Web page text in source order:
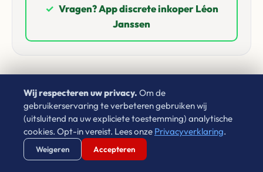
✓ Vragen? App discrete inkoper Léon
Janssen
Google Beoordelingen
Wat onze klanten zeggen
Wij respecteren uw privacy. Om de
gebruikerservaring te verbeteren gebruiken wij
(uitsluitend na uw expliciete toestemming) analytische
cookies. Opt-in vereist. Lees onze Privacyverklaring.
Weigeren Accepteren
Verstuur WhatsApp